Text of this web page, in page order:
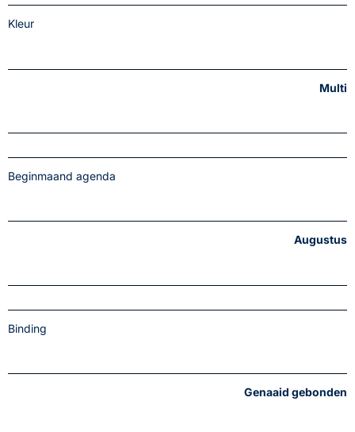
Kleur
Multi
Beginmaand agenda
Augustus
Binding
Genaaid gebonden